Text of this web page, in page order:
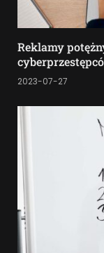
Reklamy
2023-07-27